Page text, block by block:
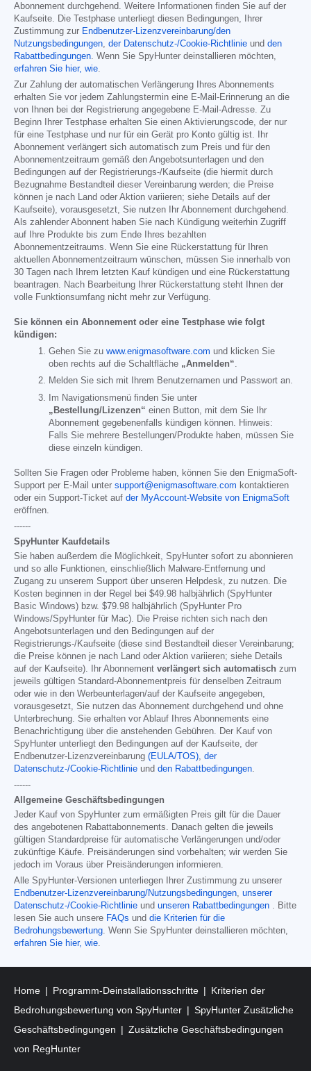
Abonnement durchgehend. Weitere Informationen finden Sie auf der
Kaufseite. Die Testphase unterliegt diesen Bedingungen, Ihrer
Zustimmung zur Endbenutzer-Lizenzvereinbarung/den
Nutzungsbedingungen, der Datenschutz-/Cookie-Richtlinie und den
Rabattbedingungen. Wenn Sie SpyHunter deinstallieren möchten,
erfahren Sie hier, wie.
Zur Zahlung der automatischen Verlängerung Ihres Abonnements
erhalten Sie vor jedem Zahlungstermin eine E-Mail-Erinnerung an die
von Ihnen bei der Registrierung angegebene E-Mail-Adresse. Zu
Beginn Ihrer Testphase erhalten Sie einen Aktivierungscode, der nur
für eine Testphase und nur für ein Gerät pro Konto gültig ist. Ihr
Abonnement verlängert sich automatisch zum Preis und für den
Abonnementzeitraum gemäß den Angebotsunterlagen und den
Bedingungen auf der Registrierungs-/Kaufseite (die hiermit durch
Bezugnahme Bestandteil dieser Vereinbarung werden; die Preise
können je nach Land oder Aktion variieren; siehe Details auf der
Kaufseite), vorausgesetzt, Sie nutzen Ihr Abonnement durchgehend.
Als zahlender Abonnent haben Sie nach Kündigung weiterhin Zugriff
auf Ihre Produkte bis zum Ende Ihres bezahlten
Abonnementzeitraums. Wenn Sie eine Rückerstattung für Ihren
aktuellen Abonnementzeitraum wünschen, müssen Sie innerhalb von
30 Tagen nach Ihrem letzten Kauf kündigen und eine Rückerstattung
beantragen. Nach Bearbeitung Ihrer Rückerstattung steht Ihnen der
volle Funktionsumfang nicht mehr zur Verfügung.
Sie können ein Abonnement oder eine Testphase wie folgt
kündigen:
Gehen Sie zu www.enigmasoftware.com und klicken Sie
oben rechts auf die Schaltfläche „Anmelden“.
Melden Sie sich mit Ihrem Benutzernamen und Passwort an.
Im Navigationsmenü finden Sie unter
„Bestellung/Lizenzen“ einen Button, mit dem Sie Ihr
Abonnement gegebenenfalls kündigen können. Hinweis:
Falls Sie mehrere Bestellungen/Produkte haben, müssen Sie
diese einzeln kündigen.
Sollten Sie Fragen oder Probleme haben, können Sie den EnigmaSoft-
Support per E-Mail unter support@enigmasoftware.com kontaktieren
oder ein Support-Ticket auf der MyAccount-Website von EnigmaSoft
eröffnen.
------
SpyHunter Kaufdetails
Sie haben außerdem die Möglichkeit, SpyHunter sofort zu abonnieren
und so alle Funktionen, einschließlich Malware-Entfernung und
Zugang zu unserem Support über unseren Helpdesk, zu nutzen. Die
Kosten beginnen in der Regel bei $49.98 halbjährlich (SpyHunter
Basic Windows) bzw. $79.98 halbjährlich (SpyHunter Pro
Windows/SpyHunter für Mac). Die Preise richten sich nach den
Angebotsunterlagen und den Bedingungen auf der
Registrierungs-/Kaufseite (diese sind Bestandteil dieser Vereinbarung;
die Preise können je nach Land oder Aktion variieren; siehe Details
auf der Kaufseite). Ihr Abonnement verlängert sich automatisch zum
jeweils gültigen Standard-Abonnementpreis für denselben Zeitraum
oder wie in den Werbeunterlagen/auf der Kaufseite angegeben,
vorausgesetzt, Sie nutzen das Abonnement durchgehend und ohne
Unterbrechung. Sie erhalten vor Ablauf Ihres Abonnements eine
Benachrichtigung über die anstehenden Gebühren. Der Kauf von
SpyHunter unterliegt den Bedingungen auf der Kaufseite, der
Endbenutzer-Lizenzvereinbarung (EULA/TOS) der
Datenschutz-/Cookie-Richtlinie und den Rabattbedingungen
------
Allgemeine Geschäftsbedingungen
Jeder Kauf von SpyHunter zum ermäßigten Preis gilt für die Dauer
des angebotenen Rabattabonnements. Danach gelten die jeweils
gültigen Standardpreise für automatische Verlängerungen und/oder
zukünftige Käufe. Preisänderungen sind vorbehalten; wir werden Sie
jedoch im Voraus über Preisänderungen informieren.
Alle SpyHunter-Versionen unterliegen Ihrer Zustimmung zu unserer
Endbenutzer-Lizenzvereinbarung/Nutzungsbedingungen unserer
Datenschutz-/Cookie-Richtlinie und unseren Rabattbedingungen . Bitte
lesen Sie auch unsere FAQs und die Kriterien für die
Bedrohungsbewertung . Wenn Sie SpyHunter deinstallieren möchten,
erfahren Sie hier, wie
Home Programm-Deinstallationsschritte
Kriterien der
Bedrohungsbewertung von SpyHunter
SpyHunter Zusätzliche
Geschäftsbedingungen
Zusätzliche Geschäftsbedingungen
von RegHunter